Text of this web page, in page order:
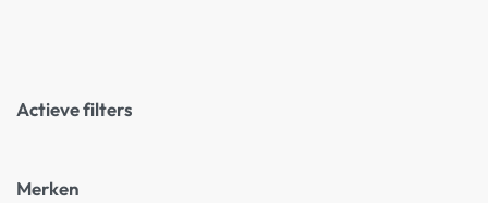
Actieve filters
Merken